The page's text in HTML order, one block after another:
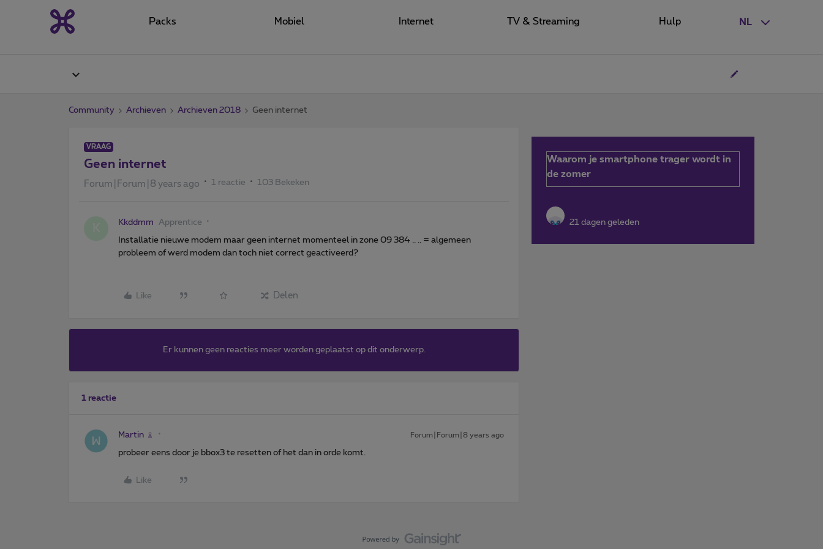
NL
Packs Mobiel Internet TV & Streaming Hulp
Community Archieven Archieven 2018 Geen internet
VRAAG
Geen internet
Forum|Forum|8 years ago 1 reactie 103 Bekeken
Kkddmm Apprentice
Installatie nieuwe modem maar geen internet momenteel in zone 09 384 .. .. = algemeen
probleem of werd modem dan toch niet correct geactiveerd?
Like Delen
Er kunnen geen reacties meer worden geplaatst op dit onderwerp.
1 reactie
Martin Forum|Forum|8 years ago
probeer eens door je bbox3 te resetten of het dan in orde komt.
Like
Waarom je smartphone trager wordt in
de zomer
21 dagen geleden